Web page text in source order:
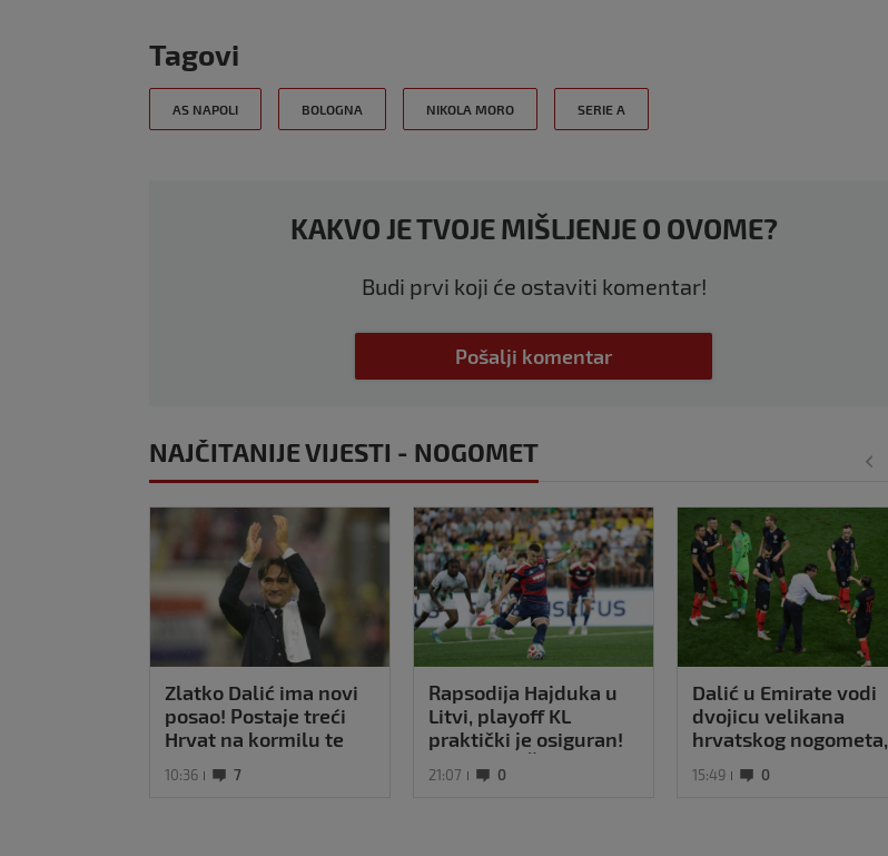
Tagovi
AS NAPOLI BOLOGNA NIKOLA MORO SERIE A
KAKVO JE TVOJE MIŠLJENJE O OVOME?
Budi prvi koji će ostaviti komentar!
Pošalji komentar
NAJČITANIJE VIJESTI - NOGOMET
Zlatko Dalić ima novi
posao! Postaje treći
Hrvat na kormilu te
10:36 7
Rapsodija Hajduka u
Litvi, playoff KL
praktički je osiguran!
Pajazitija
21:07 0
Dalić u Emirate vodi
dvojicu velikana
hrvatskog nogometa,
15:49 0